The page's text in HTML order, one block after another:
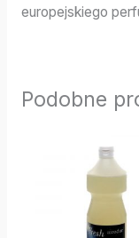
europejskiego
Podobne